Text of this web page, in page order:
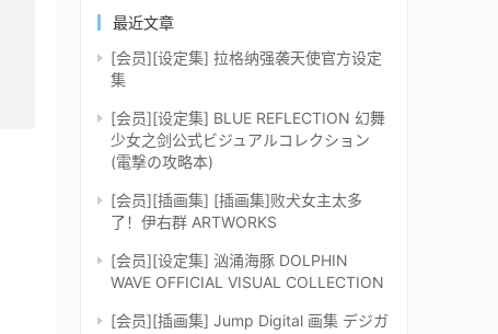
最近文章
[会员][设定集] 拉格纳强袭天使官方设定
集
[会员][设定集] BLUE REFLECTION 幻舞
少女之剑公式ビジュアルコレクション
(電撃の攻略本)
[会员][插画集] [插画集]败犬女主太多
了！伊右群 ARTWORKS
[会员][设定集] 汹涌海豚 DOLPHIN
WAVE OFFICIAL VISUAL COLLECTION
[会员][插画集] Jump Digital 画集 デジガ